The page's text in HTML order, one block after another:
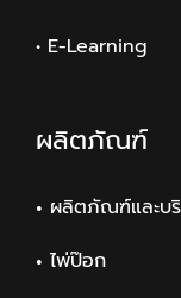
• E-Learning
ผลิตภัณฑ์
ผลิตภัณฑ์และบ
ไพ่ป๊อก